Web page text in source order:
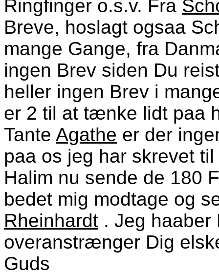
Ringfinger o.s.v. Fra
Breve, hoslagt ogsaa
mange Gange, fra
ingen Brev siden Du
heller ingen Brev i
er 2 til at tænke lidt paa
Tante Agathe er der
paa os jeg har skrevet til
Halim nu sende de 180
bedet mig modtage og
Rheinhardt . Jeg haaber
overanstrænger Dig
Guds